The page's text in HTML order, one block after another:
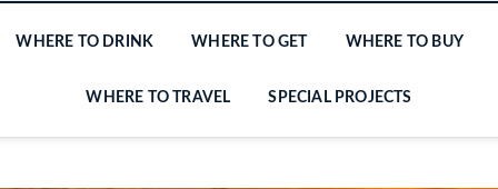
WHERE TO DRINK WHERE TO GET WHERE TO BUY
WHERE TO TRAVEL SPECIAL PROJECTS